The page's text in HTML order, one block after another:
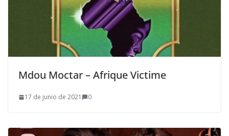
Mdou Moctar – Afrique Victime
17 de junio de 2021 0